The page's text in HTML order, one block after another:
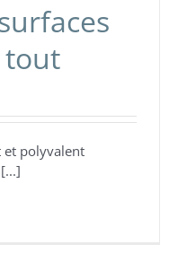
et polyvalent